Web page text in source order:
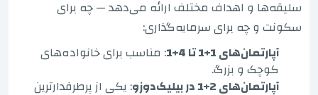
سلیقه‌ها و اهداف مختلف ارائه می‌دهد — چه برای
سکونت و چه برای سرمایه‌گذاری:
آپارتمان‌های 1+1 تا 4+1
: مناسب برای خانواده‌های
کوچک و بزرگ.
آپارتمان‌های 2+1 در بیلیک‌دوزو
: یکی از پرطرفدارترین